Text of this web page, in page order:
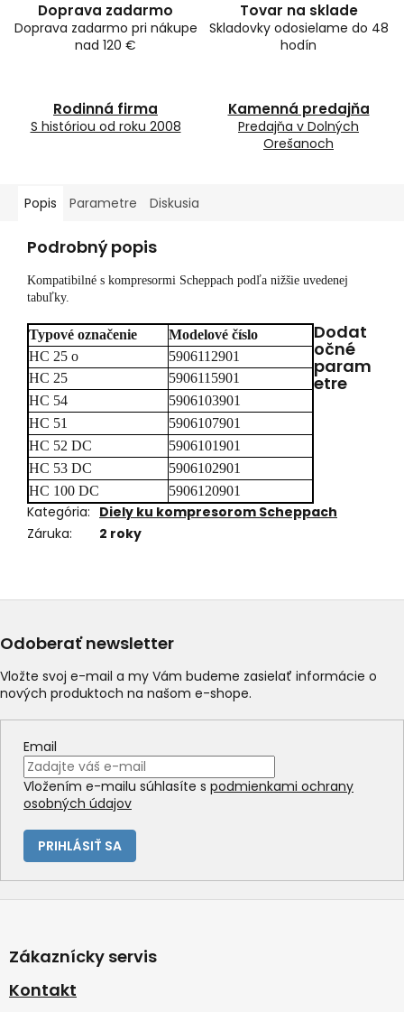
Doprava zadarmo
Doprava zadarmo pri nákupe
nad 120 €
Tovar na sklade
Skladovky odosielame do 48
hodín
Rodinná firma
S históriou od roku 2008
Kamenná predajňa
Predajňa v Dolných
Orešanoch
Popis Parametre Diskusia
Podrobný popis
Kompatibilné s kompresormi Scheppach podľa nižšie uvedenej
tabuľky.
Typové označenie
Modelové číslo
HC 25 o
5906112901
HC 25
5906115901
HC 54
5906103901
HC 51
5906107901
HC 52 DC
5906101901
HC 53 DC
5906102901
HC 100 DC
5906120901
Dodat
očné
param
etre
Kategória: Diely ku kompresorom Scheppach
Záruka: 2 roky
Odoberať newsletter
Vložte svoj e-mail a my Vám budeme zasielať informácie o
nových produktoch na našom e-shope.
Email
Vložením e-mailu súhlasíte s podmienkami ochrany
osobných údajov
PRIHLÁSIŤ SA
p
äZákaznícky servis
Kontakt